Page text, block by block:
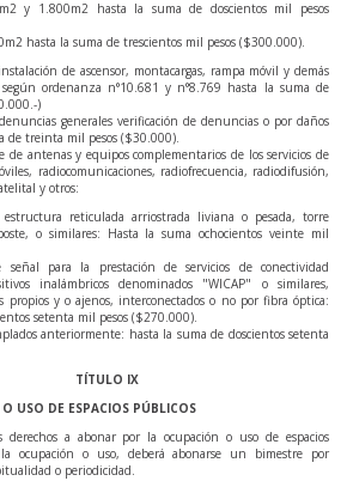
y 1.800m2 hasta la suma de doscientos mil pesos
hasta la suma de trescientos mil pesos ($300.000).
de ascensor, montacargas, rampa móvil y demás
ordenanza n°10.681 y n°8.769 hasta la suma de
)
generales verificación de denuncias o por daños
de treinta mil pesos ($30.000).
de antenas y equipos complementarios de los servicios de
radiocomunicaciones, radiofrecuencia, radiodifusión,
y otros:
estructura reticulada arriostrada liviana o pesada, torre
o similares: Hasta la suma ochocientos veinte mil
señal para la prestación de servicios de conectividad
inalámbricos denominados "WICAP" o similares,
propios y o ajenos, interconectados o no por fibra óptica:
setenta mil pesos ($270.000).
anteriormente: hasta la suma de doscientos setenta
TÍTULO IX
USO DE ESPACIOS PÚBLICOS
derechos a abonar por la ocupación o uso de espacios
ocupación o uso, deberá abonarse un bimestre por
o periodicidad.